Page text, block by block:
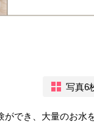
写真6
ができ、大量のお